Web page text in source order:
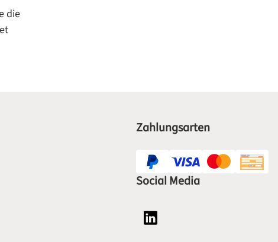
die
Zahlungsarten
Social Media
Social Media Plattform LinkedIn